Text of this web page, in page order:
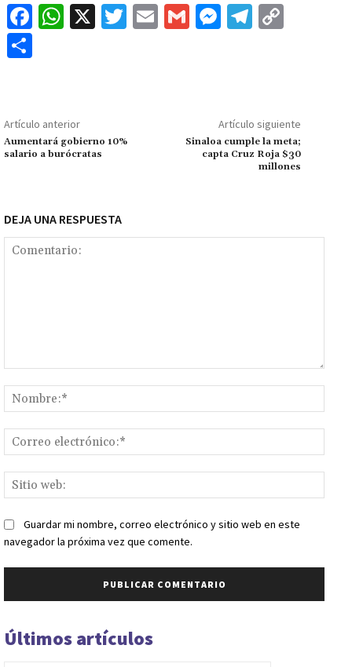
Fa
o
k
W
p
p
X
T
E
G
M
ge
r
Te
m Li
n
k
p
ar
Artículo anterior
Aumentará gobierno 10%
salario a burócratas
Artículo siguiente
Sinaloa cumple la meta;
capta Cruz Roja $30
millones
DEJA UNA RESPUESTA
web:
Guardar mi nombre, correo electrónico y sitio web en este
navegador la próxima vez que comente.
Últimos artículos